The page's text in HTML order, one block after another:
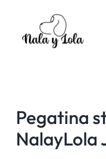
Pegatina
NalayLola